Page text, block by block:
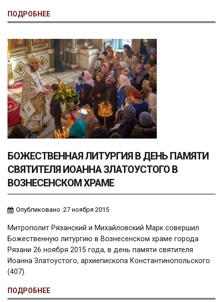
ПОДРОБНЕЕ
БОЖЕСТВЕННАЯ ЛИТУРГИЯ В ДЕНЬ ПАМЯТИ
СВЯТИТЕЛЯ ИОАННА ЗЛАТОУСТОГО В
ВОЗНЕСЕНСКОМ ХРАМЕ
Опубликовано: 27 ноября 2015
Митрополит Рязанский и Михайловский Марк совершил
Божественную литургию в Вознесенском храме города
Рязани 26 ноября 2015 года, в день памяти святителя
Иоанна Златоустого, архиепископа Константинопольского
(407).
ПОДРОБНЕЕ